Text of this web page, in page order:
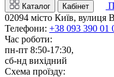
Каталог Кабінет
02094 місто Київ, вулиця
Телефони: +38 093 390 01
Час роботи:
пн-пт 8:50-17:30,
сб-нд вихідний
Схема проїзду: